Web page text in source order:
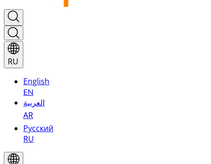
RU
English
EN
العربية
AR
Русский
RU